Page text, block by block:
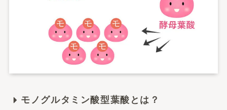
モノグルタミン酸型葉酸とは？